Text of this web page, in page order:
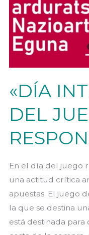
«DÍA
DEL
En el día del juego
una actitud crítica
apuestas. El juego
la que se destina
está destinada para